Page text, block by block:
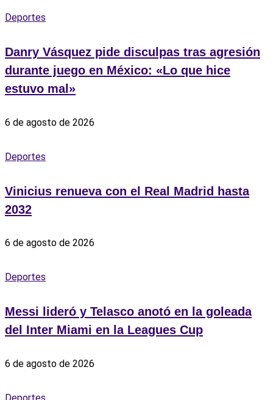
Deportes
Danry Vásquez pide disculpas tras agresión
durante juego en México: «Lo que hice
estuvo mal»
6 de agosto de 2026
Deportes
Vinicius renueva con el Real Madrid hasta
2032
6 de agosto de 2026
Deportes
Messi lideró y Telasco anotó en la goleada
del Inter Miami en la Leagues Cup
6 de agosto de 2026